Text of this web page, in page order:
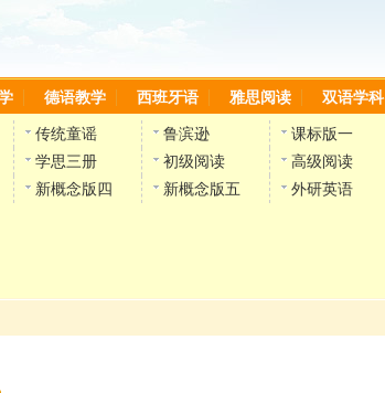
德语教学 西班牙语 雅思阅读 双语学科
传统童谣 鲁滨逊 课标版一
学思三册 初级阅读 高级阅读
新概念版四 新概念版五 外研英语
语副网站